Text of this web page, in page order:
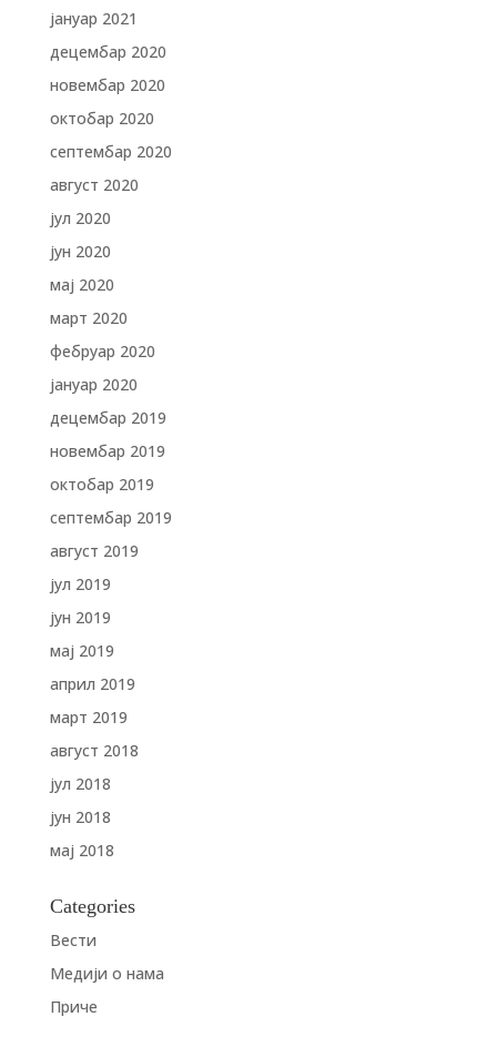
јануар 2021
децембар 2020
новембар 2020
октобар 2020
септембар 2020
август 2020
јул 2020
јун 2020
мај 2020
март 2020
фебруар 2020
јануар 2020
децембар 2019
новембар 2019
октобар 2019
септембар 2019
август 2019
јул 2019
јун 2019
мај 2019
април 2019
март 2019
август 2018
јул 2018
јун 2018
мај 2018
Categories
Вести
Медији о нама
Приче